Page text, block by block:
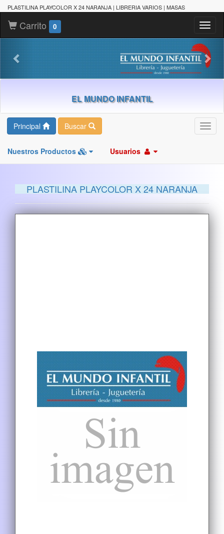
PLASTILINA PLAYCOLOR X 24 NARANJA | LIBRERIA VARIOS | MASAS
Carrito 0
EL MUNDO INFANTIL
Principal Buscar
Nuestros Productos Usuarios
PLASTILINA PLAYCOLOR X 24 NARANJA